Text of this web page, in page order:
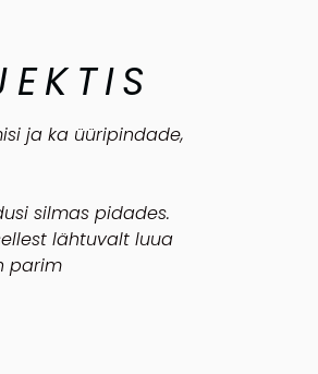
ja ka üüripindade,
silmas pidades.
lähtuvalt luua
parim